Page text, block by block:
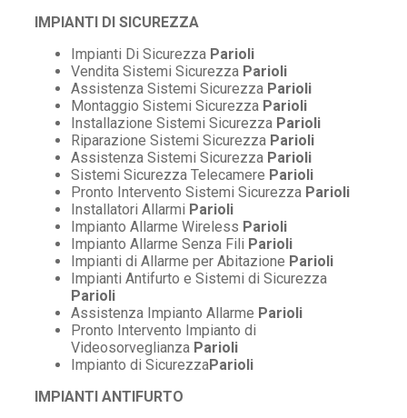
IMPIANTI DI SICUREZZA
Impianti Di Sicurezza Parioli
Vendita Sistemi Sicurezza Parioli
Assistenza Sistemi Sicurezza Parioli
Montaggio Sistemi Sicurezza Parioli
Installazione Sistemi Sicurezza Parioli
Riparazione Sistemi Sicurezza Parioli
Assistenza Sistemi Sicurezza Parioli
Sistemi Sicurezza Telecamere Parioli
Pronto Intervento Sistemi Sicurezza Parioli
Installatori Allarmi Parioli
Impianto Allarme Wireless Parioli
Impianto Allarme Senza Fili Parioli
Impianti di Allarme per Abitazione Parioli
Impianti Antifurto e Sistemi di Sicurezza
Parioli
Assistenza Impianto Allarme Parioli
Pronto Intervento Impianto di
Videosorveglianza Parioli
Impianto di SicurezzaParioli
IMPIANTI ANTIFURTO